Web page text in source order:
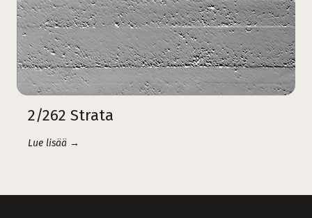
2/262 Strata
Lue lisää →